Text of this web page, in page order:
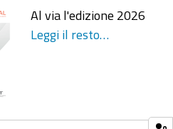
Al via l'edizione 2026
Leggi il resto…